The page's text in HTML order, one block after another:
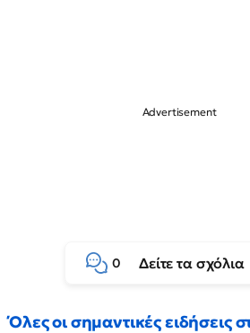
0 Δείτε τα σχόλια
Όλες οι σημαντικές ειδήσεις